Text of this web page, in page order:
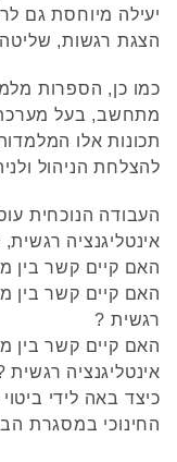
יעילה מיוחסת גם
הצגת רגשות,
כמו כן, הספרות
מתחשב, בעל מערכת
תכונות אלו
להצלחת הניהול
העבודה הנוכחית
אינטליגנציה
האם קיים קשר בין
האם קיים קשר בין
רגשית ?
האם קיים קשר בין
אינטליגנציה רגשית
כיצד באה לידי
החינוכי במסגרת